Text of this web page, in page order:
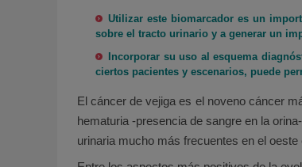
Utilizar este biomarcador es un
sobre el tracto urinario y a generar un
Incorporar su uso al esquema
ciertos pacientes y escenarios, puede
El cáncer de vejiga es el noveno cáncer
hematuria -presencia de sangre en la
urinaria mucho más frecuentes en el